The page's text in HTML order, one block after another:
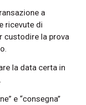
a
ricevute di
custodire la prova
la data certa in
e “consegna”